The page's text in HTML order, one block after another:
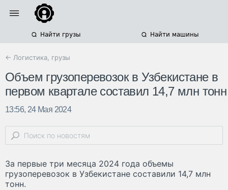
Найти грузы Найти машины
← Логистика, грузы
Объем грузоперевозок в Узбекистане в
первом квартале составил 14,7 млн тонн
13:56, 24 Мая 2024
За первые три месяца 2024 года объемы
грузоперевозок в Узбекистане составили 14,7 млн
тонн.